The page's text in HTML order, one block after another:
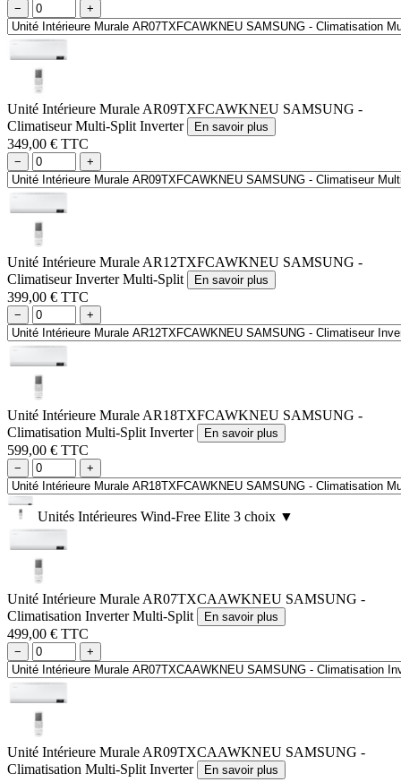
− +
Unité Intérieure Murale AR09TXFCAWKNEU SAMSUNG -
Climatiseur Multi-Split Inverter
En savoir plus
349,00 € TTC
− +
Unité Intérieure Murale AR12TXFCAWKNEU SAMSUNG -
Climatiseur Inverter Multi-Split
En savoir plus
399,00 € TTC
− +
Unité Intérieure Murale AR18TXFCAWKNEU SAMSUNG -
Climatisation Multi-Split Inverter
En savoir plus
599,00 € TTC
− +
Unités Intérieures Wind-Free Elite 3 choix ▼
Unité Intérieure Murale AR07TXCAAWKNEU SAMSUNG -
Climatisation Inverter Multi-Split
En savoir plus
499,00 € TTC
− +
Unité Intérieure Murale AR09TXCAAWKNEU SAMSUNG -
Climatisation Multi-Split Inverter
En savoir plus